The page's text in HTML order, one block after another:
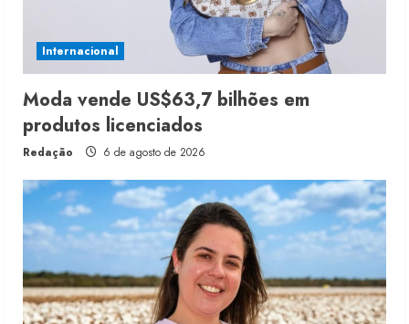
Internacional
Moda vende US$63,7 bilhões em
produtos licenciados
Redação 6 de agosto de 2026